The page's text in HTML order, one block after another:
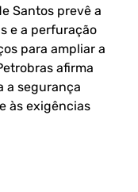
Santos prevê a
e a perfuração
para ampliar a
afirma
a segurança
às exigências